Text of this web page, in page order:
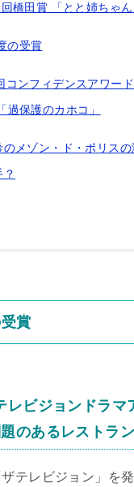
橋田賞 「とと姉ちゃん
の受賞
コンフィデンスアワー
過保護のカホコ」
のメゾン・ド・ポリス
賞
レビジョンドラマ
のあるレストラン
テレビジョン」を